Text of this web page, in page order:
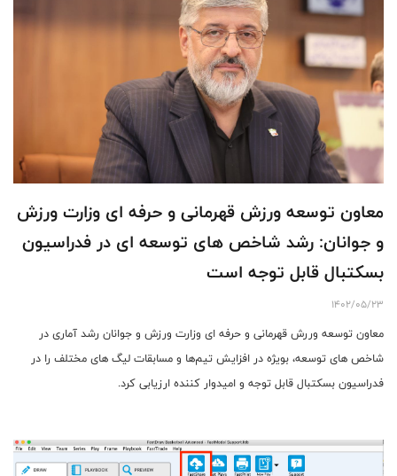
معاون توسعه ورزش قهرمانی و حرفه ای وزارت ورزش
و جوانان: رشد شاخص های توسعه ای در فدراسیون
بسکتبال قابل توجه است
1402/05/23
معاون توسعه وررش قهرمانی و حرفه ای وزارت ورزش و جوانان رشد آماری در
شاخص های توسعه، بویژه در افزایش تیم‌ها و مسابقات لیگ های مختلف را در
فدراسیون بسکتبال قابل توجه و امیدوار کننده ارزیابی کرد.